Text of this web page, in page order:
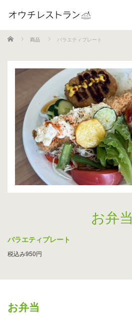
ホーム 商品 バラエティプレート
お弁当
バラエティプレート
税込み950円
お弁当